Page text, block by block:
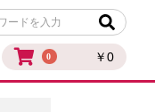
0 ￥0